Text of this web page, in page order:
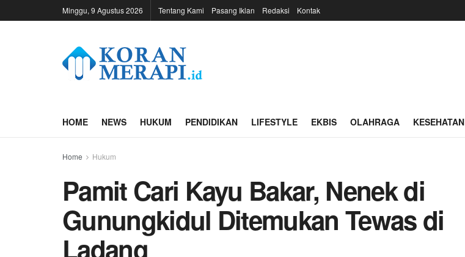
Minggu, 9 Agustus 2026 Tentang Kami Pasang Iklan Redaksi Kontak
HOME NEWS HUKUM PENDIDIKAN LIFESTYLE EKBIS OLAHRAGA KESEHATAN
Home Hukum
Pamit Cari Kayu Bakar, Nenek di
Gunungkidul Ditemukan Tewas di
Ladang